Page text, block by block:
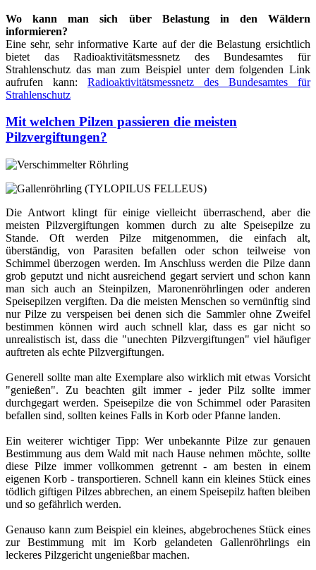
Wo kann man sich über Belastung in den Wäldern
informieren?
Eine sehr, sehr informative Karte auf der die Belastung ersichtlich
bietet das Radioaktivitätsmessnetz des Bundesamtes für
Strahlenschutz das man zum Beispiel unter dem folgenden Link
aufrufen kann: Radioaktivitätsmessnetz des Bundesamtes für
Strahlenschutz
Mit welchen Pilzen passieren die meisten
Pilzvergiftungen?
Die Antwort klingt für einige vielleicht überraschend, aber die
meisten Pilzvergiftungen kommen durch zu alte Speisepilze zu
Stande. Oft werden Pilze mitgenommen, die einfach alt,
überständig, von Parasiten befallen oder schon teilweise von
Schimmel überzogen werden. Im Anschluss werden die Pilze dann
grob geputzt und nicht ausreichend gegart serviert und schon kann
man sich auch an Steinpilzen, Maronenröhrlingen oder anderen
Speisepilzen vergiften. Da die meisten Menschen so vernünftig sind
nur Pilze zu verspeisen bei denen sich die Sammler ohne Zweifel
bestimmen können wird auch schnell klar, dass es gar nicht so
unrealistisch ist, dass die "unechten Pilzvergiftungen" viel häufiger
auftreten als echte Pilzvergiftungen.
Generell sollte man alte Exemplare also wirklich mit etwas Vorsicht
"genießen". Zu beachten gilt immer - jeder Pilz sollte immer
durchgegart werden. Speisepilze die von Schimmel oder Parasiten
befallen sind, sollten keines Falls in Korb oder Pfanne landen.
Ein weiterer wichtiger Tipp: Wer unbekannte Pilze zur genauen
Bestimmung aus dem Wald mit nach Hause nehmen möchte, sollte
diese Pilze immer vollkommen getrennt - am besten in einem
eigenen Korb - transportieren. Schnell kann ein kleines Stück eines
tödlich giftigen Pilzes abbrechen, an einem Speisepilz haften bleiben
und so gefährlich werden.
Genauso kann zum Beispiel ein kleines, abgebrochenes Stück eines
zur Bestimmung mit im Korb gelandeten Gallenröhrlings ein
leckeres Pilzgericht ungenießbar machen.